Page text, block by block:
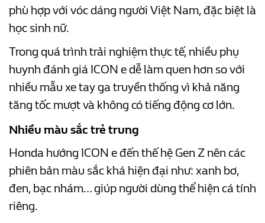
phù hợp với vóc dáng người Việt Nam, đặc biệt là
học sinh nữ.
Trong quá trình trải nghiệm thực tế, nhiều phụ
huynh đánh giá ICON e dễ làm quen hơn so với
nhiều mẫu xe tay ga truyền thống vì khả năng
tăng tốc mượt và không có tiếng động cơ lớn.
Nhiều màu sắc trẻ trung
Honda hướng ICON e đến thế hệ Gen Z nên các
phiên bản màu sắc khá hiện đại như: xanh bơ,
đen, bạc nhám… giúp người dùng thể hiện cá tính
riêng.